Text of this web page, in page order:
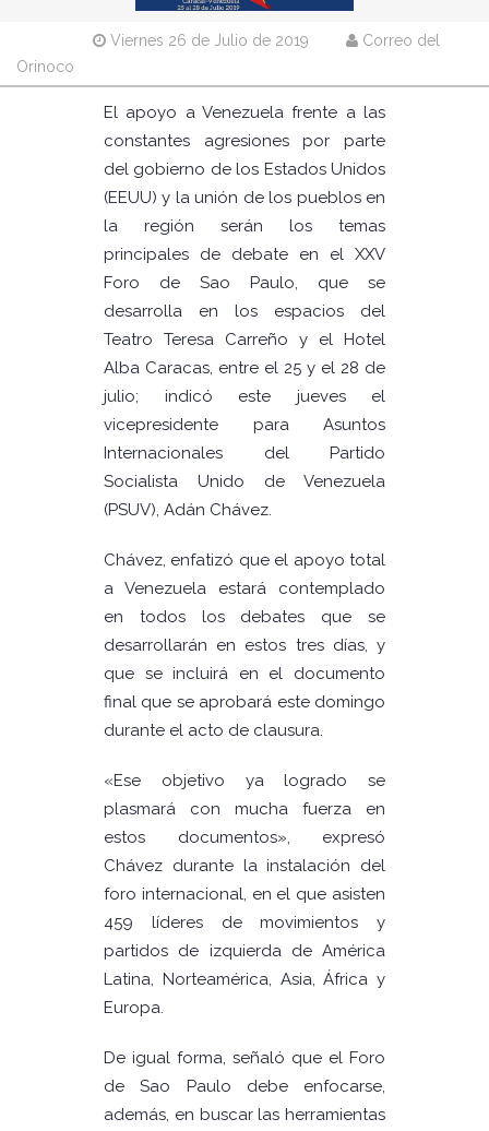
Viernes 26 de Julio de 2019
Correo del
Orinoco
El apoyo a Venezuela frente a las
constantes agresiones por parte
del gobierno de los Estados Unidos
(EEUU) y la unión de los pueblos en
la región serán los temas
principales de debate en el XXV
Foro de Sao Paulo, que se
desarrolla en los espacios del
Teatro Teresa Carreño y el Hotel
Alba Caracas, entre el 25 y el 28 de
julio; indicó este jueves el
vicepresidente para Asuntos
Internacionales del Partido
Socialista Unido de Venezuela
(PSUV), Adán Chávez.
Chávez, enfatizó que el apoyo total
a Venezuela estará contemplado
en todos los debates que se
desarrollarán en estos tres días, y
que se incluirá en el documento
final que se aprobará este domingo
durante el acto de clausura.
«Ese objetivo ya logrado se
plasmará con mucha fuerza en
estos documentos», expresó
Chávez durante la instalación del
foro internacional, en el que asisten
459 líderes de movimientos y
partidos de izquierda de América
Latina, Norteamérica, Asia, África y
Europa.
De igual forma, señaló que el Foro
de Sao Paulo debe enfocarse,
además, en buscar las herramientas